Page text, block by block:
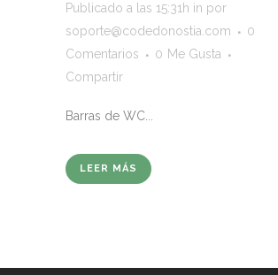
Publicado a las 15:31h in por
soporte@codedonostia.com
0
Comentarios
0 Me Gusta
Compartir
Barras de WC...
LEER MÁS